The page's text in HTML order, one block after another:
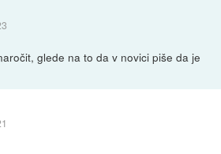
glede na to da v novici piše da je